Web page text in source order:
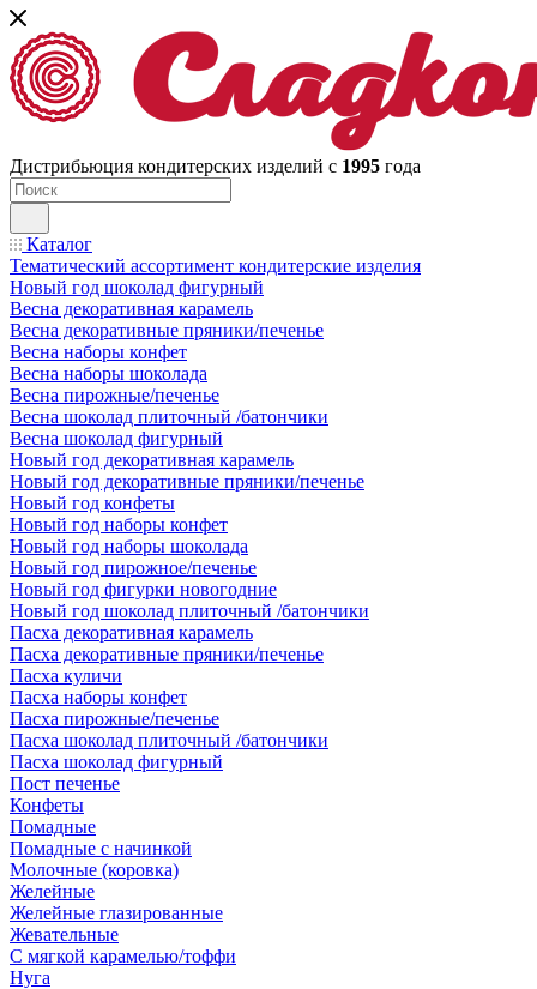
Дистрибьюция кондитерских изделий с 1995 года
Каталог
Тематический ассортимент кондитерские изделия
Новый год шоколад фигурный
Весна декоративная карамель
Весна декоративные пряники/печенье
Весна наборы конфет
Весна наборы шоколада
Весна пирожные/печенье
Весна шоколад плиточный /батончики
Весна шоколад фигурный
Новый год декоративная карамель
Новый год декоративные пряники/печенье
Новый год конфеты
Новый год наборы конфет
Новый год наборы шоколада
Новый год пирожное/печенье
Новый год фигурки новогодние
Новый год шоколад плиточный /батончики
Пасха декоративная карамель
Пасха декоративные пряники/печенье
Пасха куличи
Пасха наборы конфет
Пасха пирожные/печенье
Пасха шоколад плиточный /батончики
Пасха шоколад фигурный
Пост печенье
Конфеты
Помадные
Помадные с начинкой
Молочные (коровка)
Желейные
Желейные глазированные
Жевательные
С мягкой карамелью/тоффи
Нуга